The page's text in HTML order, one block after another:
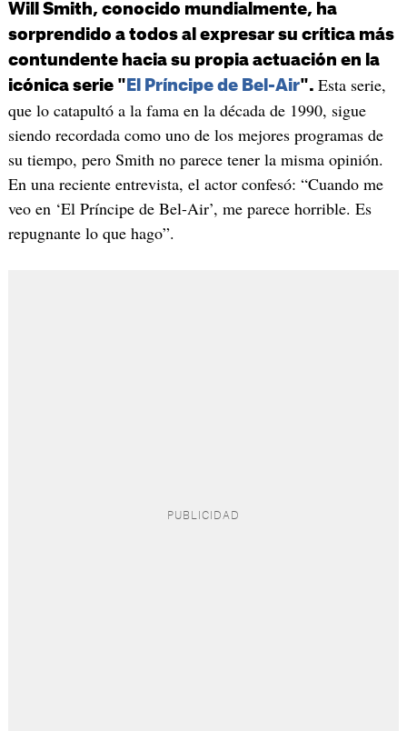
Will Smith, conocido mundialmente, ha
sorprendido a todos al expresar su crítica más
contundente hacia su propia actuación en la
icónica serie " El Príncipe de Bel-Air". Esta serie,
que lo catapultó a la fama en la década de 1990, sigue
siendo recordada como uno de los mejores programas de
su tiempo, pero Smith no parece tener la misma opinión.
En una reciente entrevista, el actor confesó: “Cuando me
veo en ‘El Príncipe de Bel-Air’, me parece horrible. Es
repugnante lo que hago”.